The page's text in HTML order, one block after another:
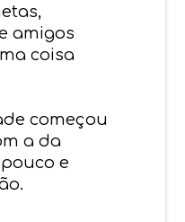
amigos
coisa
começou
a da
e